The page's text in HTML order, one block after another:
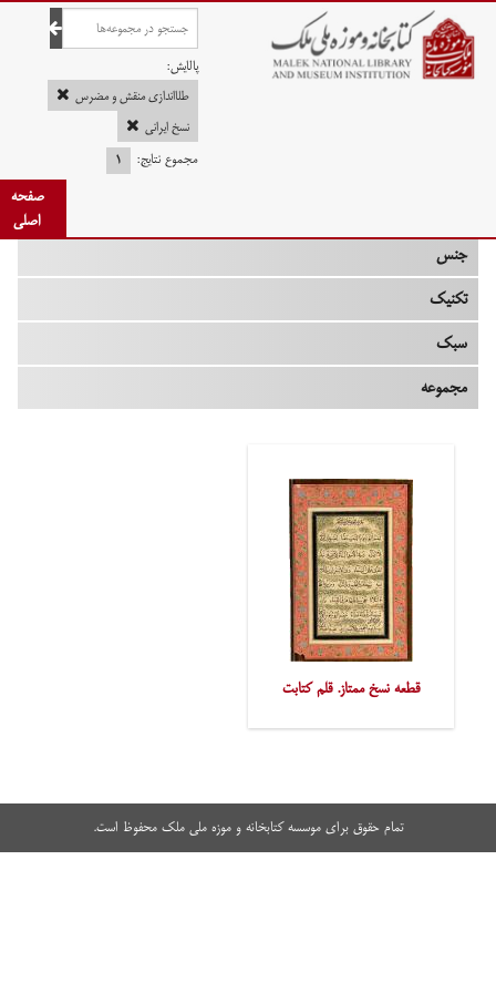
صفحه اصلی
پالایش:
طلااندازی منقش و مضرس
نسخ ایرانی
مجموع نتایج:
۱
صفحه
اصلی
جنس
تکنیک
سبک
مجموعه
قطعه نسخ ممتاز. قلم کتابت
تمام حقوق برای موسسه کتابخانه و موزه ملی ملک محفوظ است.